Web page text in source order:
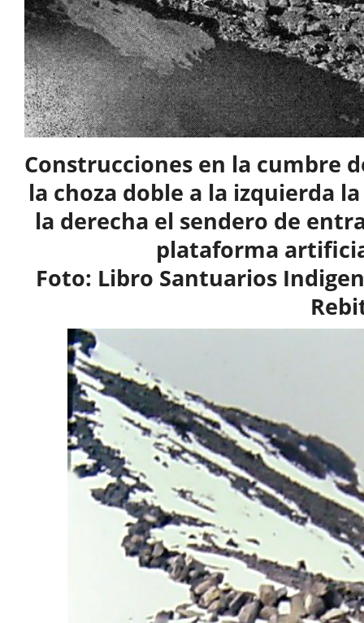
Construcciones en la cumbre
la choza doble a la izquierda
la derecha el sendero de
plataforma
Foto: Libro Santuarios